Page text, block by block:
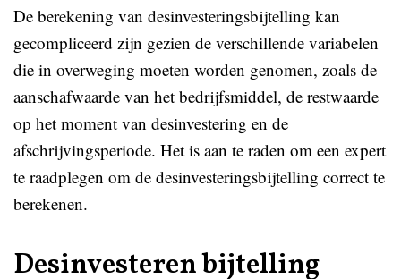
De berekening van desinvesteringsbijtelling kan
gecompliceerd zijn gezien de verschillende variabelen
die in overweging moeten worden genomen, zoals de
aanschafwaarde van het bedrijfsmiddel, de restwaarde
op het moment van desinvestering en de
afschrijvingsperiode. Het is aan te raden om een expert
te raadplegen om de desinvesteringsbijtelling correct te
berekenen.
Desinvesteren bijtelling